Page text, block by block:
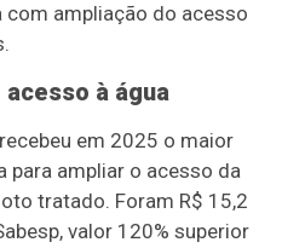
com ampliação do acesso
à água
em 2025 o maior
para ampliar o acesso da
tratado. Foram R$ 15,2
valor 120% superior